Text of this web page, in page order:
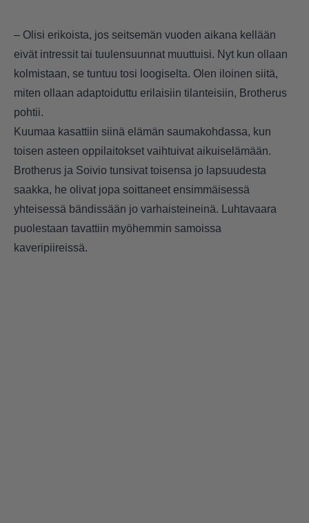
– Olisi erikoista, jos seitsemän vuoden aikana kellään
eivät intressit tai tuulensuunnat muuttuisi. Nyt kun ollaan
kolmistaan, se tuntuu tosi loogiselta. Olen iloinen siitä,
miten ollaan adaptoiduttu erilaisiin tilanteisiin, Brotherus
pohtii.
Kuumaa kasattiin siinä elämän saumakohdassa, kun
toisen asteen oppilaitokset vaihtuivat aikuiselämään.
Brotherus ja Soivio tunsivat toisensa jo lapsuudesta
saakka, he olivat jopa soittaneet ensimmäisessä
yhteisessä bändissään jo varhaisteineinä. Luhtavaara
puolestaan tavattiin myöhemmin samoissa
kaveripiireissä.